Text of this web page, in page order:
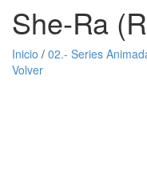
She-Ra
Inicio / 02.- Series
Volver